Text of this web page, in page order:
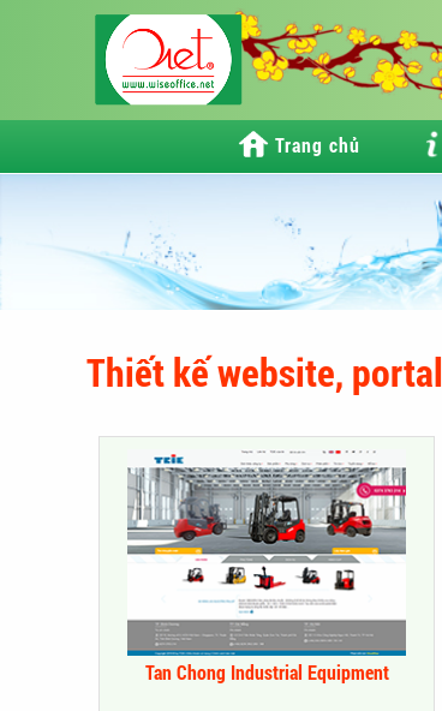
Trang chủ
Thiết kế website, portal
Tan Chong Industrial Equipment